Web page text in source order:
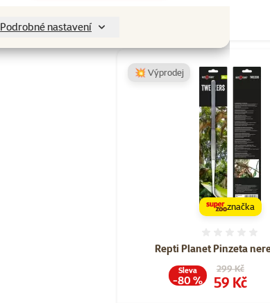
Podrobné nastavení
Repti Planet Pinzeta
Původní cena
299 Kč
Cena
59 Kč
Sleva
-80 %
💥 Výprodej
značka